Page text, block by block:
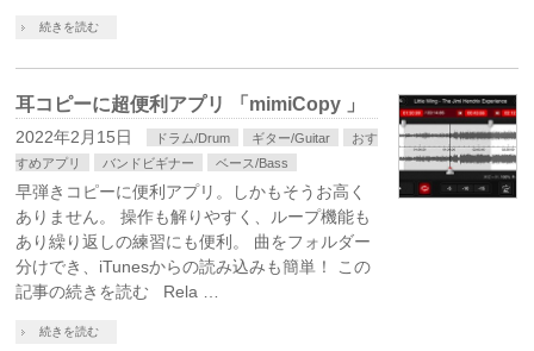
続きを読む
耳コピーに超便利アプリ 「mimiCopy 」
2022年2月15日 ドラム/Drum ギター/Guitar
おす
すめアプリ
バンドビギナー ベース/Bass
早弾きコピーに便利アプリ。しかもそうお高く
ありません。 操作も解りやすく、ループ機能も
あり繰り返しの練習にも便利。 曲をフォルダー
分けでき、iTunesからの読み込みも簡単！ この
記事の続きを読む Rela …
続きを読む